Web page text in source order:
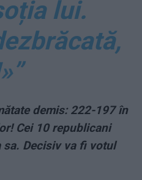
lui.
demis: 222-197 în
Cei 10 republicani
Decisiv va fi votul